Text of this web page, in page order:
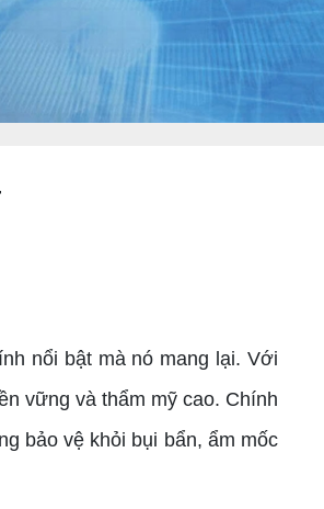
nổi bật mà nó mang lại. Với
vững và thẩm mỹ cao. Chính
bảo vệ khỏi bụi bẩn, ẩm mốc